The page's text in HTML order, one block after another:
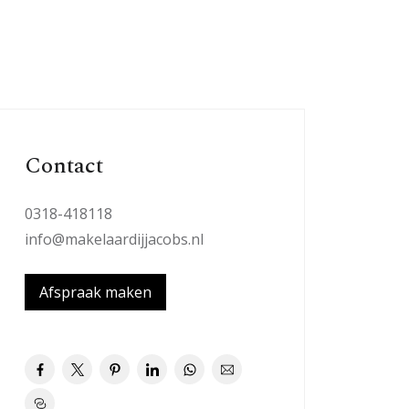
Contact
0318-418118
info@makelaardijjacobs.nl
Afspraak maken